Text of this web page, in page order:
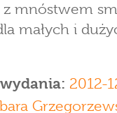
z mnóstwem
małych i
2012-